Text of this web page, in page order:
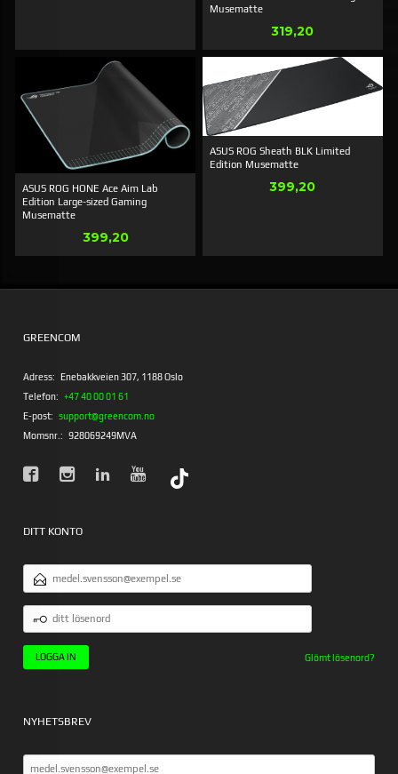
Musematte
Pris
319,20
ASUS ROG HONE Ace Aim Lab
Edition Large-sized Gaming
Musematte
Pris
399,20
ASUS ROG Sheath BLK Limited
Edition Musematte
Pris
399,20
GREENCOM
Adress: Enebakkveien 307, 1188 Oslo
Telefon: +47 40 00 01 61
E-post: support@greencom.no
Momsnr.: 928069249MVA
DITT KONTO
POSTADRESS
DITT
LÖSENORD
Glömt lösenord?
NYHETSBREV